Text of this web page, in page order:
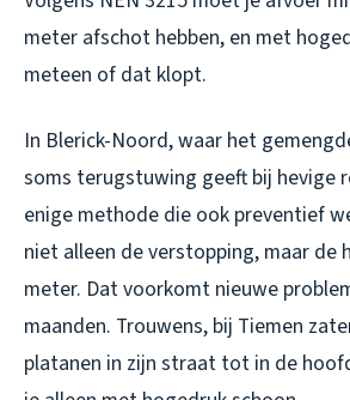
meter afschot hebben, en met
meteen of dat klopt.
In Blerick-Noord, waar het
soms terugstuwing geeft bij hevige
enige methode die ook preventief
niet alleen de verstopping, maar de
meter. Dat voorkomt nieuwe
maanden. Trouwens, bij Tiemen
platanen in zijn straat tot in de